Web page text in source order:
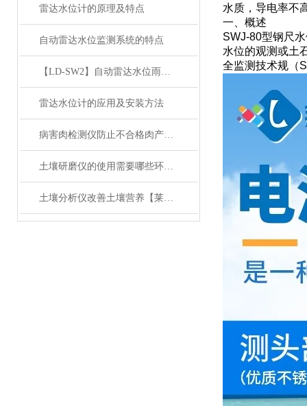
雷达水位计的原理及特点
自动雷达水位监测系统的特点
【LD-SW2】自动雷达水位雨量监测系统【莱恩德】
雷达水位计的应用及安装方法
病害肉检测仪防止不合格肉产品流入市场
土壤研磨仪的使用需要哪些环境条件？
土壤分析仪改善土壤营养【莱恩德】
水质，导电率不
一、概述
SWJ-80型钢尺
水位的观测或土
全监测技术规（